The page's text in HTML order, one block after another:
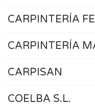
CARPINTERÍA
CARPINTERÍA
CARPISAN
COELBA S.L.